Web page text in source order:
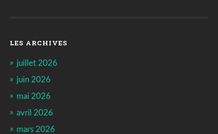
LES ARCHIVES
juillet 2026
juin 2026
mai 2026
avril 2026
mars 2026